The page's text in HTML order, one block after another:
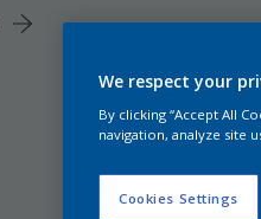
We respect your
By clicking “Accept All
navigation, analyze site
Cookies Settings